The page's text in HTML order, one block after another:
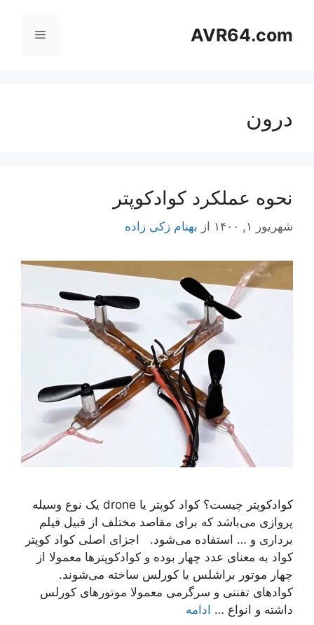
محتواAVR64.com فهرست
درون
نحوه عملکرد کوادکوپتر
شهریور ۱, ۱۴۰۰ از بهنام زکی زاده
کوادکوپتر چیست؟ کواد کوپتر یا drone یک نوع وسیله
پروازی می‌باشد که برای مقاصد مختلف از قبیل فیلم
برداری و … استفاده می‌شود. اجزای اصلی کواد کوپتر
کواد به معنای عدد چهار بوده و کوادکوپترها معمولا از
چهار موتور براشلس یا کورلس ساخته می‌شوند.
کوادهای تفننی و سرگرمی معمولا موتورهای کورلس
داشته و انواع … ادامه